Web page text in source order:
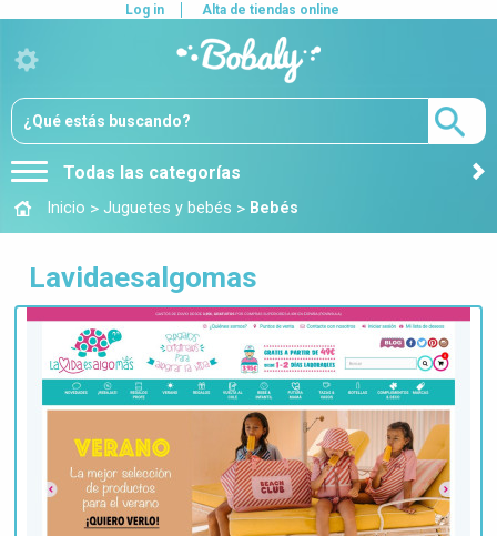
Todas las categorías
Log in Alta de tiendas online
Inicio > Juguetes y bebés > Bebés
Lavidaesalgomas